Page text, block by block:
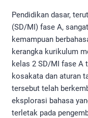
Pendidikan dasar,
(SD/MI) fase A,
kemampuan
kerangka kurikulum
kelas 2 SD/MI fase A
kosakata dan aturan
tersebut telah
eksplorasi bahasa
terletak pada